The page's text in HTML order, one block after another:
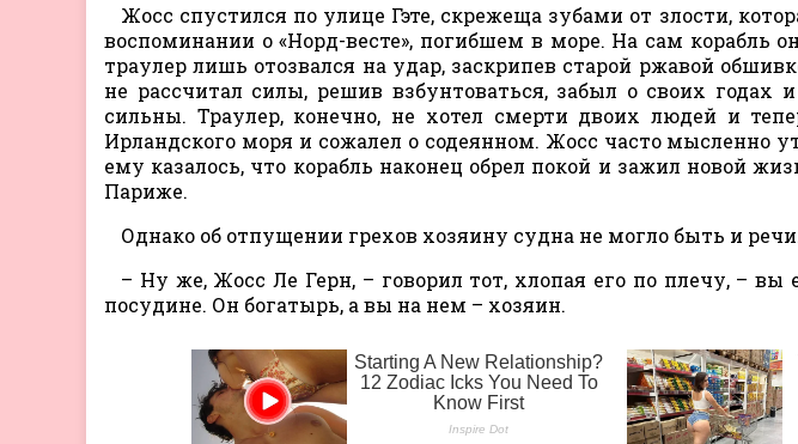
Жосс спустился по улице Гэте, скрежеща зубами от злости,
воспоминании о «Норд-весте», погибшем в море. На сам корабль
траулер лишь отозвался на удар, заскрипев старой ржавой
не рассчитал силы, решив взбунтоваться, забыл о своих
сильны. Траулер, конечно, не хотел смерти двоих людей и
Ирландского моря и сожалел о содеянном. Жосс часто мысленно
ему казалось, что корабль наконец обрел покой и зажил новой
Париже.
Однако об отпущении грехов хозяину судна не могло быть и
– Ну же, Жосс Ле Герн, – говорил тот, хлопая его по плечу, – вы
посудине. Он богатырь, а вы на нем – хозяин.